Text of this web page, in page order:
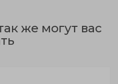
же могут вас